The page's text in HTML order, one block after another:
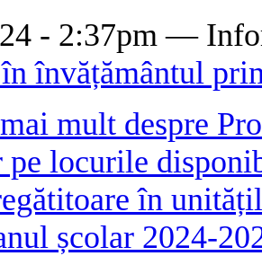
- 2:37pm —
învățământul
mult despre
locurile
în
școlar 2024-